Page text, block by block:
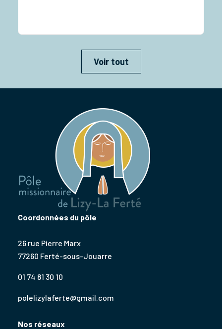
Voir tout
Coordonnées du pôle
26 rue Pierre Marx
77260 Ferté-sous-Jouarre
01 74 81 30 10
polelizylaferte@gmail.com
Nos réseaux